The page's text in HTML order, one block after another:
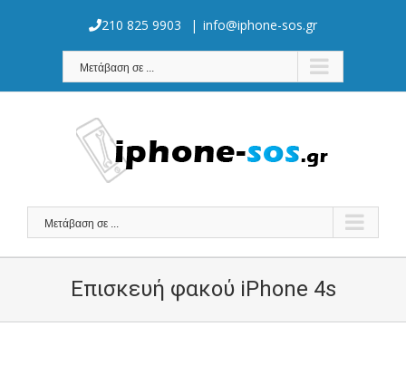
210 825 9903 | info@iphone-sos.gr
Μετάβαση σε ...
Μετάβαση σε ...
Επισκευή φακού iPhone 4s